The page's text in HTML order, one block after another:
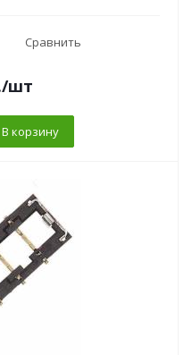
Сравнить
/шт
В корзину